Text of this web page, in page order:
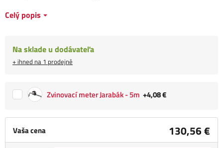
Vaša cena 130,56 €
Celý popis
Na sklade u dodávateľa
+ ihned na 1 prodejně
Zvinovací meter Jarabák - 5m +4,08 €